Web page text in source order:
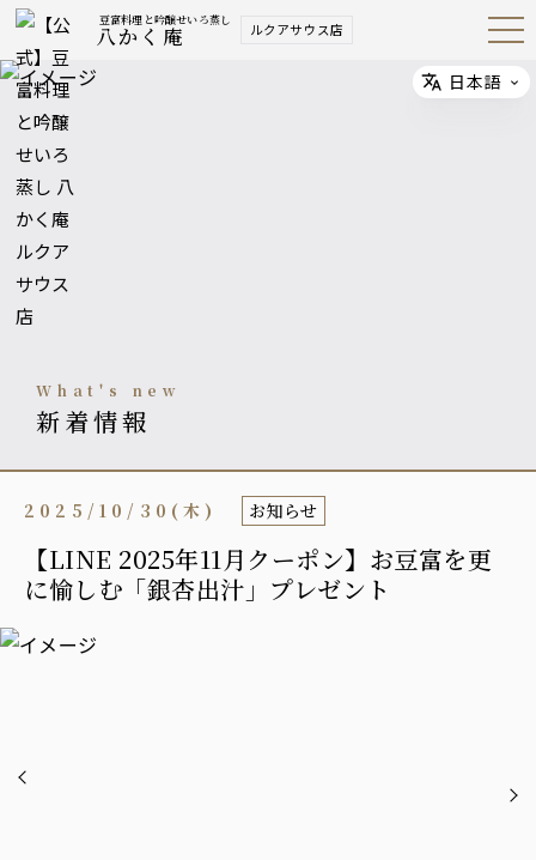
豆富料理と吟醸せいろ蒸し
八かく庵 ルクアサウス店 Open
Navig
what's new
新着情報
【LINE 2025年11月クーポン】お豆富を更
に愉しむ「銀杏出汁」プレゼント
2025/10/30(木) お知らせ
Select
日本語